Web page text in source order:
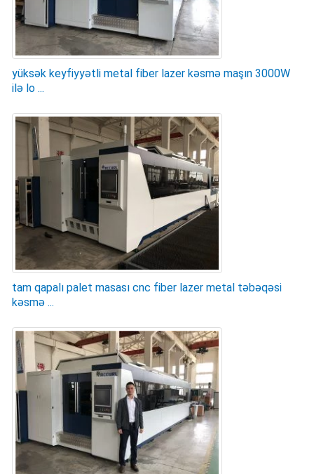
yüksək keyfiyyətli metal fiber lazer kəsmə maşın 3000W
ilə lo ...
tam qapalı palet masası cnc fiber lazer metal təbəqəsi
kəsmə ...